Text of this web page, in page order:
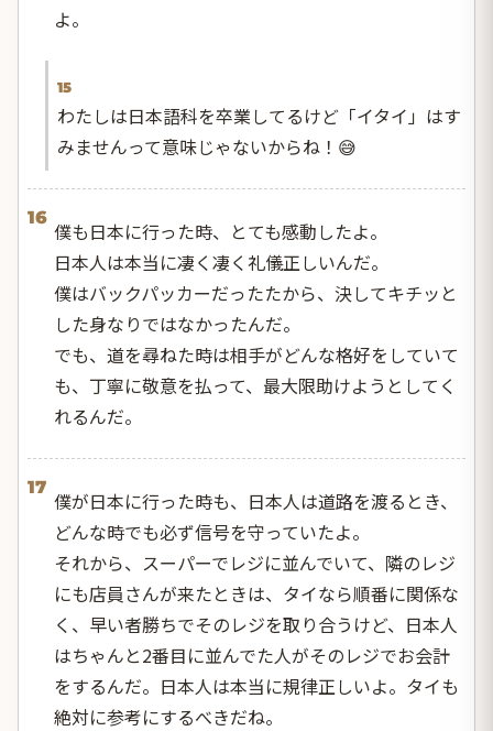
よ。
15
わたしは日本語科を卒業してるけど「イタイ」はす
みませんって意味じゃないからね！😅
16
僕も日本に行った時、とても感動したよ。
日本人は本当に凄く凄く礼儀正しいんだ。
僕はバックパッカーだったたから、決してキチッと
した身なりではなかったんだ。
でも、道を尋ねた時は相手がどんな格好をしていて
も、丁寧に敬意を払って、最大限助けようとしてく
れるんだ。
17
僕が日本に行った時も、日本人は道路を渡るとき、
どんな時でも必ず信号を守っていたよ。
それから、スーパーでレジに並んでいて、隣のレジ
にも店員さんが来たときは、タイなら順番に関係な
く、早い者勝ちでそのレジを取り合うけど、日本人
はちゃんと2番目に並んでた人がそのレジでお会計
をするんだ。日本人は本当に規律正しいよ。タイも
絶対に参考にするべきだね。